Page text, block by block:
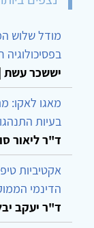
מודל שלוש
יששכר עשת |
מאגו לאקו:
בעיות
ד"ר ליאור
אקטיביות
הדינמי
ד"ר יעקב